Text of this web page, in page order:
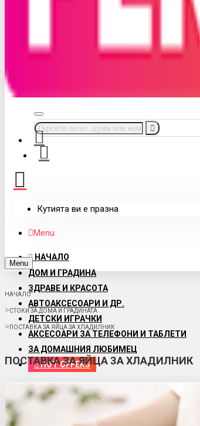
Кутията ви е празна
Menu
НАЧАЛО
ДОМ И ГРАДИНА
ЗДРАВЕ И КРАСОТА
АВТОАКСЕСОАРИ И ДР.
ДЕТСКИ ИГРАЧКИ
АКСЕСОАРИ ЗА ТЕЛЕФОНИ И ТАБЛЕТИ
ЗА ДОМАШНИЯ ЛЮБИМЕЦ
HOT OFFERS
Menu
НАЧАЛО
СТОКИ ЗА ДОМА И ГРАДИНАТА
ПОСТАВКА ЗА ЯЙЦА ЗА ХЛАДИЛНИК
ПОСТАВКА ЗА ЯЙЦА ЗА ХЛАДИЛНИК